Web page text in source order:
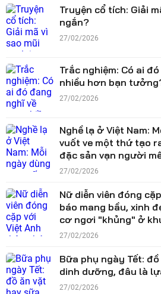
Truyện cổ tích: Giải
ngắn?
27/02/2026
Trắc nghiệm: Có ai
nhiều hơn bạn
27/02/2026
Nghề lạ ở Việt Nam:
vuốt ve một thứ tạo
đặc sản vạn người
27/02/2026
Nữ diễn viên đóng
báo mang bầu, xinh
cơ ngơi "khủng" ở
27/02/2026
Bữa phụ ngày Tết:
dinh dưỡng, đâu là
27/02/2026